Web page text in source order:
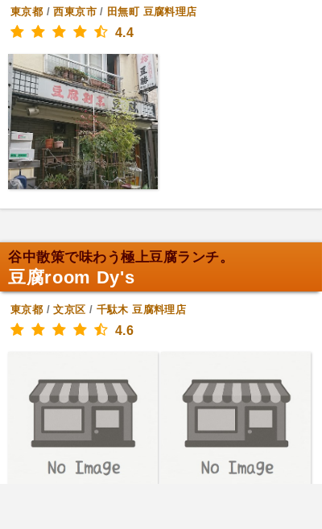
東京都 /西東京市/ 田無町 豆腐料理店
4.4
谷中散策で味わう極上豆腐ランチ。
豆腐room Dy's
東京都 /文京区 / 千駄木 豆腐料理店
4.6